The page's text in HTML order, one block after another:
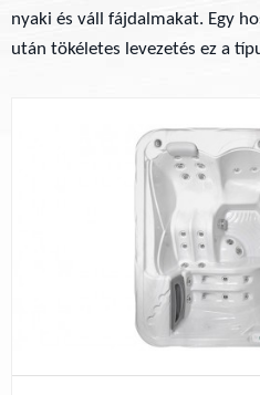
nyaki és váll fájdalmakat. Egy
után tökéletes levezetés ez a